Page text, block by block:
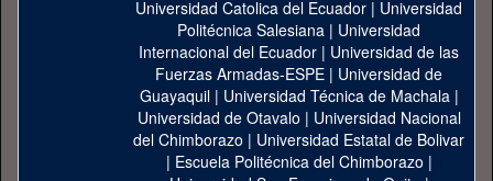
Universidad Catolica del Ecuador | Universidad
Politécnica Salesiana | Universidad
Internacional del Ecuador | Universidad de las
Fuerzas Armadas-ESPE | Universidad de
Guayaquil| Universidad Técnica de Machala|
Universidad de Otavalo | Universidad Nacional
del Chimborazo | Universidad Estatal de Bolivar
| Escuela Politécnica del Chimborazo |